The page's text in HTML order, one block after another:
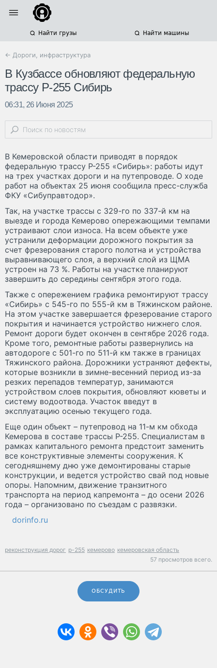
Найти грузы Найти машины
← Дороги, инфраструктура
В Кузбассе обновляют федеральную
трассу Р-255 Сибирь
06:31, 26 Июня 2025
В Кемеровской области приводят в порядок
федеральную трассу Р-255 «Сибирь»: работы идут
на трех участках дороги и на путепроводе. О ходе
работ на объектах 25 июня сообщила пресс-служба
ФКУ «Сибуправтодор».
Так, на участке трассы с 329-го по 337-й км на
выезде и города Кемерово опережающими темпами
устраивают слои износа. На всем объекте уже
устранили деформации дорожного покрытия за
счет фрезерования старого полотна и устройства
выравнивающего слоя, а верхний слой из ЩМА
устроен на 73 %. Работы на участке планируют
завершить до середины сентября этого года.
Также с опережением графика ремонтируют трассу
«Сибирь» с 545-го по 555-й км в Тяжинском районе.
На этом участке завершается фрезерование старого
покрытия и начинается устройство нижнего слоя.
Ремонт дороги будет окончен в сентябре 2026 года.
Кроме того, ремонтные работы развернулись на
автодороге с 501-го по 511-й км также в границах
Тяжинского района. Дорожники устраняют дефекты,
которые возникли в зимне-весенний период из-за
резких перепадов температур, занимаются
устройством слоев покрытия, обновляют кюветы и
систему водоотвода. Участок введут в
эксплуатацию осенью текущего года.
Еще один объект – путепровод на 11-м км обхода
Кемерова в составе трассы Р-255. Специалистам в
рамках капитального ремонта предстоит заменить
все конструктивные элементы сооружения. К
сегодняшнему дню уже демонтированы старые
конструкции, и ведется устройство свай под новые
опоры. Напомним, движение транзитного
транспорта на период капремонта – до осени 2026
года – организовано по съездам с развязки.
dorinfo.ru
реконструкция дорог р-255 кемерово кемеровская область
57 просмотров всего.
ОБСУДИТЬ